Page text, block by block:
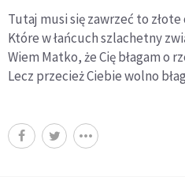
Tutaj musi się zawrzeć to
Które w łańcuch szlachetny
Wiem Matko, że Cię błagam o
Lecz przecież Ciebie wolno